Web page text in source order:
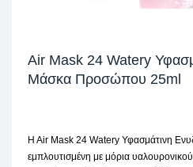
Air Mask 24 Watery
Μάσκα Προσώπου 25ml
H Air Mask 24 Watery Υφασμάτινη
εμπλουτισμένη με μόρια